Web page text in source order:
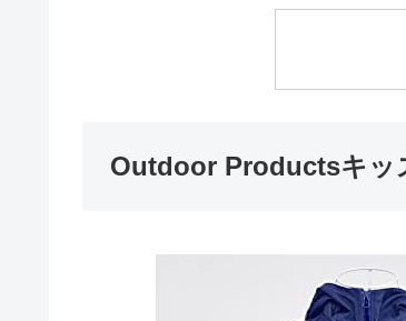
Outdoor Productsキッ